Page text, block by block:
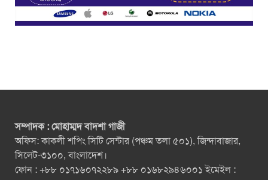
সম্পাদক : মোহাম্মদ বাদশা গাজী
অফিস: কাকলী শপিং সিটি সেন্টার (পঞ্চম তলা ৫০১), জিন্দাবাজার,
সিলেট-৩১০০, বাংলাদেশ।
ফোন : +৮৮ ০১৭১৬০৭২২৮৯ +৮৮ ০১৬৮২৯৪৬০০১ ইমেইল :